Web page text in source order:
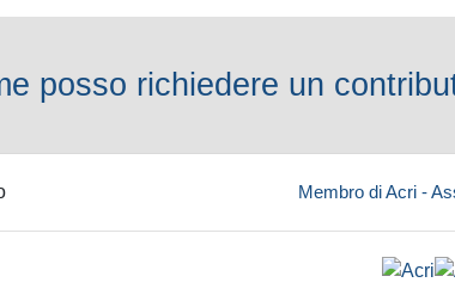
posso richiedere un
Membro di Acri -